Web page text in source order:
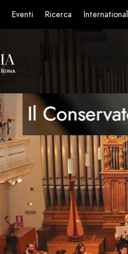
Eventi Ricerca International